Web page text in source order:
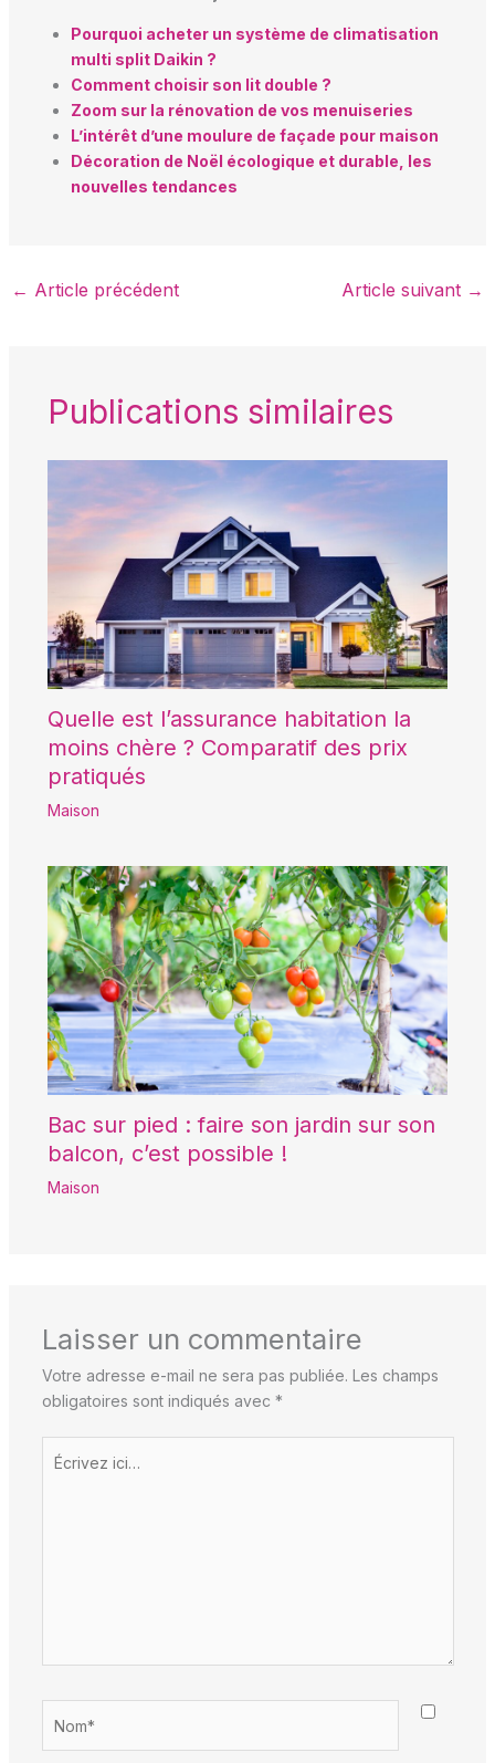
Pourquoi acheter un système de climatisation
multi split Daikin ?
Comment choisir son lit double ?
Zoom sur la rénovation de vos menuiseries
L’intérêt d’une moulure de façade pour maison
Décoration de Noël écologique et durable, les
nouvelles tendances
← Article précédent Article suivant →
Publications similaires
Quelle est l’assurance habitation la
moins chère ? Comparatif des prix
pratiqués
Maison
Bac sur pied : faire son jardin sur son
balcon, c’est possible !
Maison
Laisser un commentaire
Votre adresse e-mail ne sera pas publiée. Les champs
obligatoires sont indiqués avec *
Écrivez
ici…